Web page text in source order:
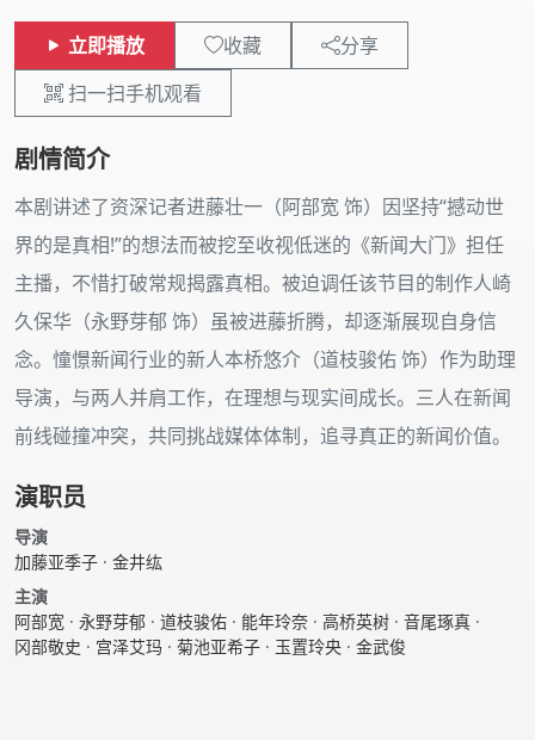
立即播放 收藏
分享
扫一扫手机观看
剧情简介
本剧讲述了资深记者进藤壮一（阿部宽 饰）因坚持“撼动世
界的是真相!”的想法而被挖至收视低迷的《新闻大门》担任
主播，不惜打破常规揭露真相。被迫调任该节目的制作人崎
久保华（永野芽郁 饰）虽被进藤折腾，却逐渐展现自身信
念。憧憬新闻行业的新人本桥悠介（道枝骏佑 饰）作为助理
导演，与两人并肩工作，在理想与现实间成长。三人在新闻
前线碰撞冲突，共同挑战媒体体制，追寻真正的新闻价值。
演职员
导演
加藤亚季子 · 金井纮
主演
阿部宽 · 永野芽郁 · 道枝骏佑 · 能年玲奈 · 高桥英树 · 音尾琢真 ·
冈部敬史 · 宫泽艾玛 · 菊池亚希子 · 玉置玲央 · 金武俊